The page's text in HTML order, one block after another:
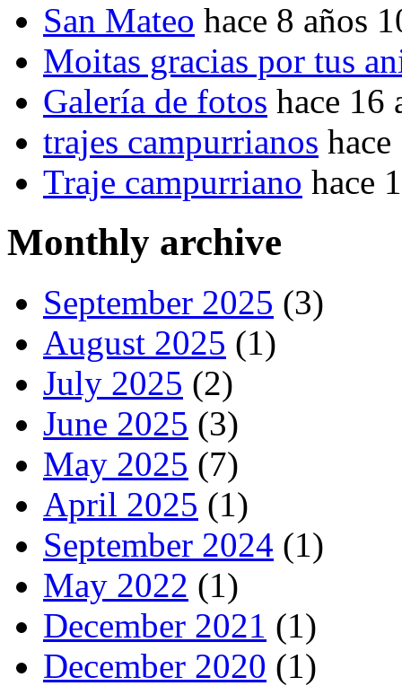
San Mateo hace 8 años
Moitas gracias por tus
Galería de fotos hace 16
trajes campurrianos
Traje campurriano hace
Monthly archive
September 2025 (3)
August 2025 (1)
July 2025 (2)
June 2025 (3)
May 2025 (7)
April 2025 (1)
September 2024 (1)
May 2022 (1)
December 2021 (1)
December 2020 (1)